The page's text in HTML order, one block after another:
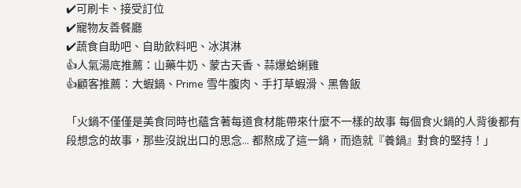
✔️可刷卡、接受訂位
✔️寵物友善餐廳
✔️蔬食自助吧、自助飲料吧、冰淇淋
👍人氣湯底推薦：山藥牛奶、蒙古天香、蒜爆蛤蜊雞
👍顧客推薦：大蝦鍋、Prime 雪牛腹肉、手打草蝦滑、黑魯飯
「火鍋不僅僅是美食同時也蘊含著每道食材能帶來什麼不一樣的故事 每個食火鍋的人背後都有
段想念的故事，那些沒說出口的思念... 都熬成了這一鍋，而造就『養鍋』對食的堅持！」